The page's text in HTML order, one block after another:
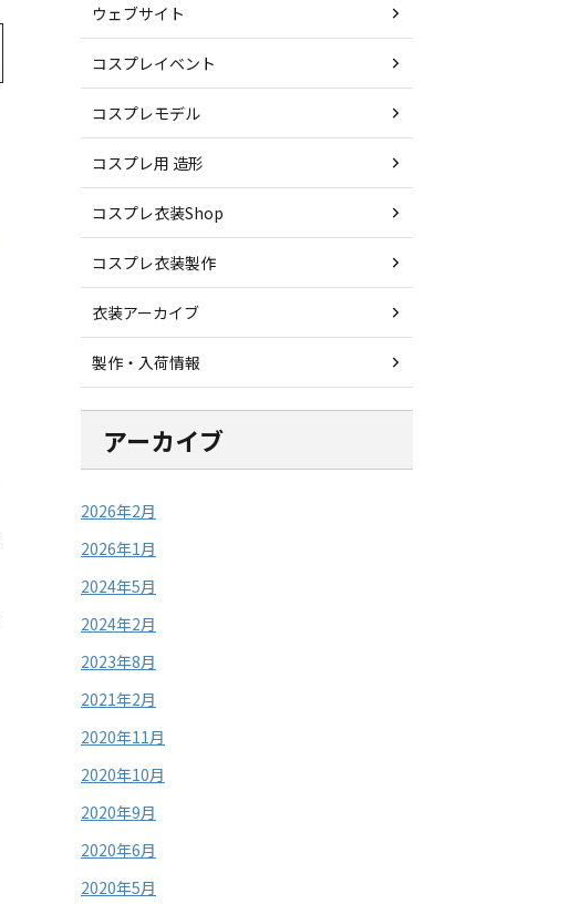
ウェブサイト
コスプレイベント
コスプレモデル
コスプレ用 造形
コスプレ衣装Shop
コスプレ衣装製作
衣装アーカイブ
製作・入荷情報
アーカイブ
2026年2月
2026年1月
2024年5月
2024年2月
2023年8月
2021年2月
2020年11月
2020年10月
2020年9月
2020年6月
2020年5月